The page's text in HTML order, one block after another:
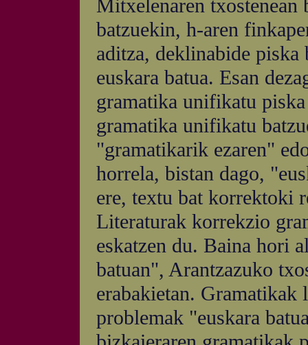
Mitxelenaren txostenean
batzuekin, h-aren
aditza, deklinabide piska
euskara batua. Esan
gramatika unifikatu
gramatika unifikatu
"gramatikarik ezaren"
horrela, bistan dago,
ere, textu bat korrektoki
Literaturak korrekzio
eskatzen du. Baina hori
batuan", Arantzazuko
erabakietan.
problemak "euskara